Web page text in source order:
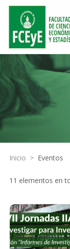
Inicio > Eventos
11 elementos en